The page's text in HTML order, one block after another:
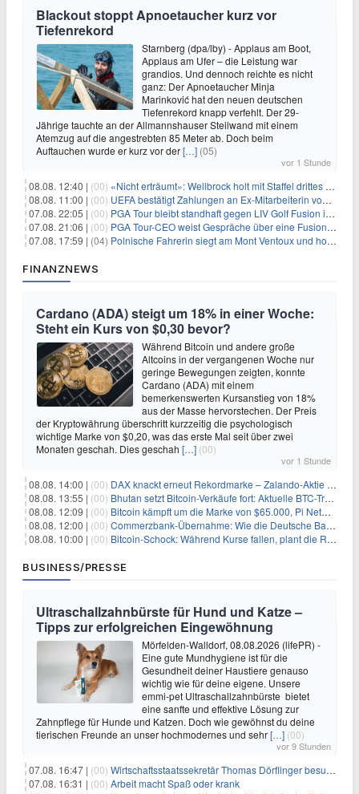
Blackout stoppt Apnoetaucher kurz vor
Tiefenrekord
Starnberg (dpa/lby) - Applaus am Boot,
Applaus am Ufer – die Leistung war
grandios. Und dennoch reichte es nicht
ganz: Der Apnoetaucher Minja
Marinković hat den neuen deutschen
Tiefenrekord knapp verfehlt. Der 29-
Jährige tauchte an der Allmannshauser Steilwand mit einem
Atemzug auf die angestrebten 85 Meter ab. Doch beim
Auftauchen wurde er kurz vor der[…] (05)
vor 1 Stunde
08.08. 12:40 | (00) «Nicht erträumt»: Wellbrock holt mit Staffel drittes EM-Gold
08.08. 11:00 | (00) UEFA bestätigt Zahlungen an Ex-Mitarbeiterin von Infantino
07.08. 22:05 | (00) PGA Tour bleibt standhaft gegen LIV Golf Fusion in einem sich wandelnden Sportumfeld
07.08. 21:06 | (00) PGA Tour-CEO weist Gespräche über eine Fusion mit LIV Golf zurück und bekräftigt die Wettbewerbslandschaft
07.08. 17:59 | (04) Polnische Fahrerin siegt am Mont Ventoux und holt Tour-Gelb
FINANZNEWS
Cardano (ADA) steigt um 18% in einer Woche:
Steht ein Kurs von $0,30 bevor?
Während Bitcoin und andere große
Altcoins in der vergangenen Woche nur
geringe Bewegungen zeigten, konnte
Cardano (ADA) mit einem
bemerkenswerten Kursanstieg von 18%
aus der Masse hervorstechen. Der Preis
der Kryptowährung überschritt kurzzeitig die psychologisch
wichtige Marke von $0,20, was das erste Mal seit über zwei
Monaten geschah. Dies geschah […] (00)
vor 1 Stunde
08.08. 14:00 | (00) DAX knackt erneut Rekordmarke – Zalando-Aktie crasht nach Quartalszahlen
08.08. 13:55 | (00) Bhutan setzt Bitcoin-Verkäufe fort: Aktuelle BTC-Transaktionen
08.08. 12:09 | (00) Bitcoin kämpft um die Marke von $65.000, Pi Network gewinnt an Unterstützung
08.08. 12:00 | (00) Commerzbank-Übernahme: Wie die Deutsche Bank im Schatten zum großen Gewinner wird
08.08. 10:00 | (00) Bitcoin-Schock: Während Kurse fallen, plant die Regierung die Steuer-Bombe
BUSINESS/PRESSE
Ultraschallzahnbürste für Hund und Katze –
Tipps zur erfolgreichen Eingewöhnung
Mörfelden-Walldorf, 08.08.2026 (lifePR) -
Eine gute Mundhygiene ist für die
Gesundheit deiner Haustiere genauso
wichtig wie für deine eigene. Unsere
emmi-pet Ultraschallzahnbürste bietet
eine sanfte und effektive Lösung zur
Zahnpflege für Hunde und Katzen. Doch wie gewöhnst du deine
tierischen Freunde an unser hochmodernes und sehr[…] (00)
vor 9 Stunden
07.08. 16:47 | (00) Wirtschaftsstaatssekretär Thomas Dörflinger besucht Handwerksbetrieb im Kammerbezirk Freiburg
07.08. 16:31 | (00) Arbeit macht Spaß oder krank